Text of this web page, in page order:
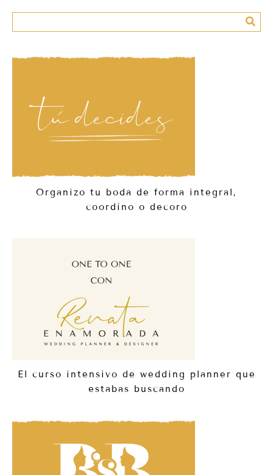
Organizo tu boda de forma integral,
coordino o decoro
El curso intensivo de wedding planner que
estabas buscando